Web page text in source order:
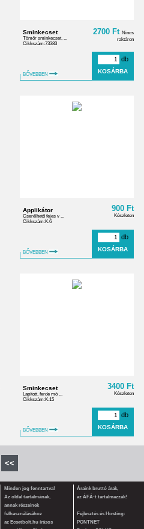
Sminkecset
Tömör sminkecset, ...
Cikkszám:73383
BŐVEBBEN
2700 Ft Nincs
raktáron
db
Applikátor
Cserélhető fejes v ...
Cikkszám:K.6
BŐVEBBEN
900 Ft
Készleten
db
Sminkecset
Lapított, ferde mó ...
Cikkszám:K.15
BŐVEBBEN
3400 Ft
Készleten
db
<<
Minden jog fenntartva!
Az oldal tartalmának,
annak részeinek
felhasználásához
az Ecsetbolt.hu írásos
Áraink bruttó árak,
az ÁFÁ-t tartalmazzák!
Fejlesztés és Hosting:
PONTNET